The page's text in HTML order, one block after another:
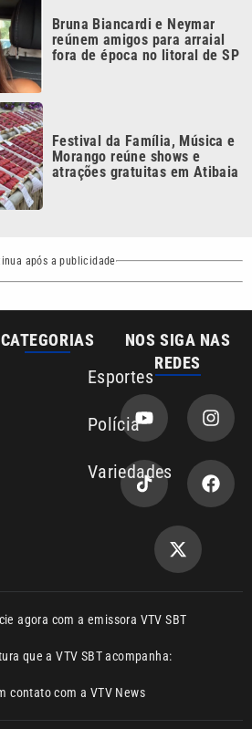
Bruna Biancardi e Neymar
reúnem amigos para arraial
fora de época no litoral de SP
Festival da Família, Música e
Morango reúne shows e
atrações gratuitas em Atibaia
após a publicidade
CATEGORIAS
Esportes
Polícia
Variedades
NOS SIGA NAS
REDES
agora com a emissora VTV SBT
que a VTV SBT acompanha:
contato com a VTV News